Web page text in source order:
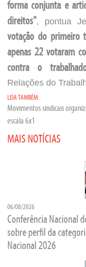
forma conjunta e
direitos", pontua
votação do primeiro
apenas 22 votaram
contra o
Relações do
LEIA TAMBÉM:
Movimentos sindicais
escala 6x1
MAIS NOTÍCIAS
06/08/2026
Conferência Nacional
sobre perfil da
Nacional 2026